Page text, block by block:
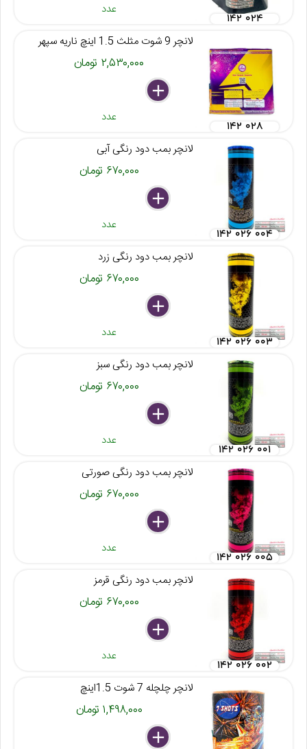
عدد
۱۴۲ ۰۲۴
لانچر 9 شوت مثلث 1.5 اینچ ناریه سپهر
۲,۵۳۰,۰۰۰ تومان
delete
remove
add
عدد
۱۴۲ ۰۲۸
لانچر بمب دود رنگی آبی
۶۷۰,۰۰۰ تومان
delete
remove
add
عدد
۱۴۲ ۰۲۶ ۰۰۴
لانچر بمب دود رنگی زرد
۶۷۰,۰۰۰ تومان
delete
remove
add
عدد
۱۴۲ ۰۲۶ ۰۰۳
لانچر بمب دود رنگی سبز
۶۷۰,۰۰۰ تومان
delete
remove
add
عدد
۱۴۲ ۰۲۶ ۰۰۱
لانچر بمب دود رنگی صورتی
۶۷۰,۰۰۰ تومان
delete
remove
add
عدد
۱۴۲ ۰۲۶ ۰۰۵
لانچر بمب دود رنگی قرمز
۶۷۰,۰۰۰ تومان
delete
remove
add
عدد
۱۴۲ ۰۲۶ ۰۰۲
لانچر چلچله 7 شوت 1.5اینچ
۱,۴۹۸,۰۰۰ تومان
delete
remove
add